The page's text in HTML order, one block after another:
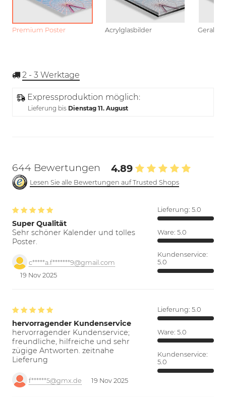
Premium Poster Acrylglasbilder
2 - 3 Werktage
Expressproduktion möglich:
Lieferung bis Dienstag 11. August
644 Bewertungen 4.89
Lesen Sie alle Bewertungen auf Trusted Shops
Super Qualität
Sehr schöner Kalender und tolles
Poster.
c*****a.f*******9@gmail.com
19 Nov 2025
Lieferung: 5.0
Ware: 5.0
Kundenservice:
5.0
hervorragender Kundenservice
hervorragender Kundenservice;
freundliche, hilfreiche und sehr
zügige Antworten. zeitnahe
Lieferung
f******5@gmx.de 19 Nov 2025
Lieferung: 5.0
Ware: 5.0
Kundenservice:
5.0